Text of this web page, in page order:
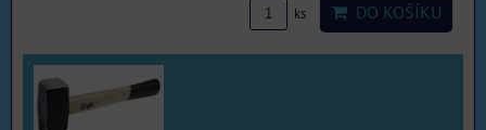
ks DO KOŠÍKU